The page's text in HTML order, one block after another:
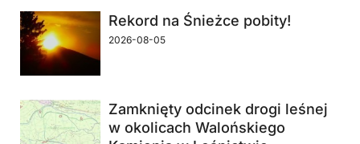
Rekord na Śnieżce pobity!
2026-08-05
Zamknięty odcinek drogi leśnej
w okolicach Walońskiego